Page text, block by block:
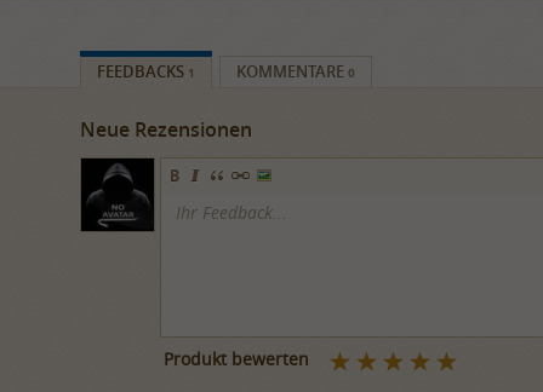
FEEDBACKS 1 KOMMENTARE 0
Neue Rezensionen
Produkt bewerten